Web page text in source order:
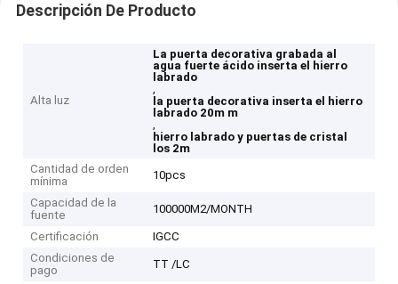
Descripción De Producto
Alta luz
La puerta decorativa grabada al
agua fuerte ácido inserta el hierro
labrado
,
la puerta decorativa inserta el hierro
labrado 20m m
,
hierro labrado y puertas de cristal
los 2m
Cantidad de orden
mínima
10pcs
Capacidad de la
fuente
100000M2/MONTH
Certificación
IGCC
Condiciones de
pago
TT /LC